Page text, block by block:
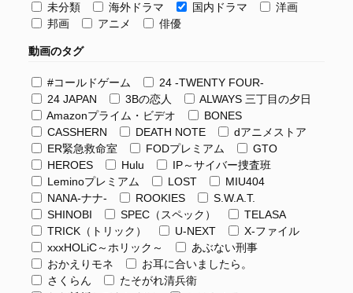
未分類 海外ドラマ 国内ドラマ
洋画
邦画
アニメ 俳優
動画のタグ
#コールドゲーム
24 -TWENTY FOUR-
24 JAPAN
3Bの恋人
ALWAYS 三丁目の夕日
Amazonプライム・ビデオ
BONES
CASSHERN
DEATH NOTE
dアニメストア
ER緊急救命室
FODプレミアム
GTO
HEROES
Hulu
IP～サイバー捜査班
Leminoプレミアム
LOST
MIU404
NANA-ナナ-
ROOKIES
S.W.A.T.
SHINOBI
SPEC（スペック）
TELASA
TRICK（トリック）
U-NEXT
X-ファイル
xxxHOLiC～ホリック～
あぶない刑事
おかえりモネ
お耳に合いましたら。
さくらん
たそがれ清兵衛